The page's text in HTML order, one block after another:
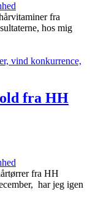
fra
hos mig
fra HH
fra HH
har jeg igen